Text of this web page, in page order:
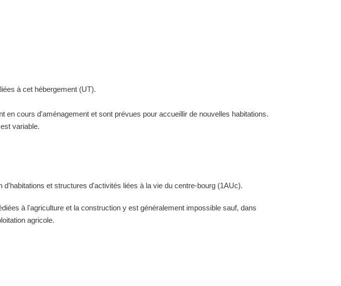
à cet hébergement (UT).
en cours d'aménagement et sont prévues pour accueillir de nouvelles habitations.
variable.
et structures d'activités liées à la vie du centre-bourg (1AUc).
à l'agriculture et la construction y est généralement impossible sauf, dans
agricole.